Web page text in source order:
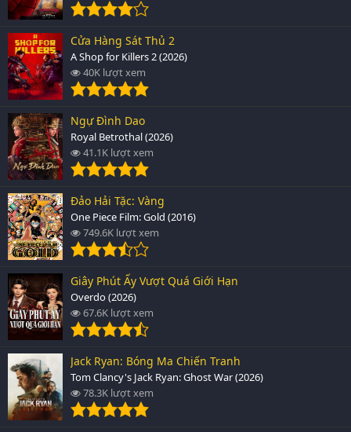
Cửa Hàng Sát Thủ 2
A Shop for Killers 2 (2026)
40K lượt xem
Ngự Đình Dao
Royal Betrothal (2026)
41.1K lượt xem
Đảo Hải Tặc: Vàng
One Piece Film: Gold (2016)
749.6K lượt xem
Giây Phút Ấy Vượt Quá Giới Hạn
Overdo (2026)
67.6K lượt xem
Jack Ryan: Bóng Ma Chiến Tranh
Tom Clancy's Jack Ryan: Ghost War (2026)
78.3K lượt xem